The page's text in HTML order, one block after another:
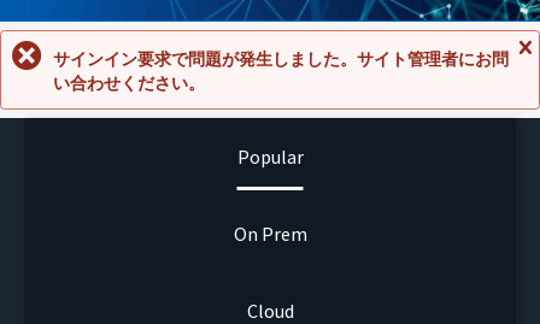
セ
サインイン要求で問題が発生しました。サイト管理者にお問
い合わせください。
Popular
On Prem
Cloud